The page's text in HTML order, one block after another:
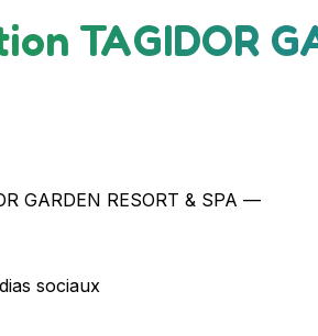
TAGIDOR
GARDEN RESORT & SPA —
sociaux